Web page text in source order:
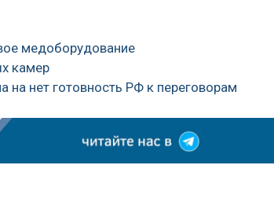
медоборудование
камер
на нет готовность РФ к переговорам